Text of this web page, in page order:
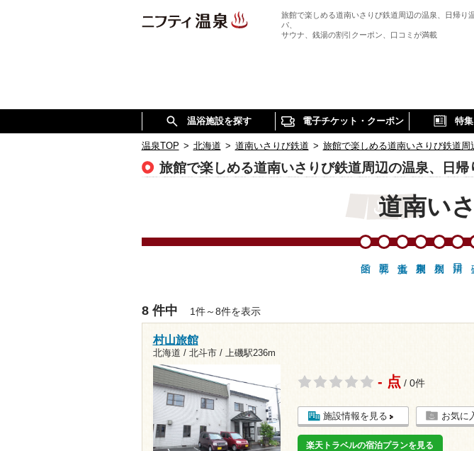
旅館で楽しめる道南いさりび鉄道周辺の温泉、日帰り
パ、
サウナ、銭湯の割引クーポン、口コミが満載
温浴施設を探す 電子チケット・クーポン 特
温泉TOP > 北海道 > 道南いさりび鉄道 > 旅館で楽しめる道南いさりび鉄道
旅館で楽しめる道南いさりび鉄道周辺の温泉、日
道南い
8 件中 1件～8件を表示
村山旅館
北海道 / 北斗市 / 上磯駅236m
- 点 / 0件
施設情報を見る お気に
楽天トラベルの宿泊プランを見る